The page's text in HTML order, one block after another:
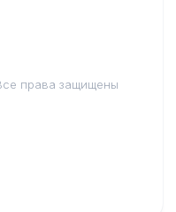
права защищены